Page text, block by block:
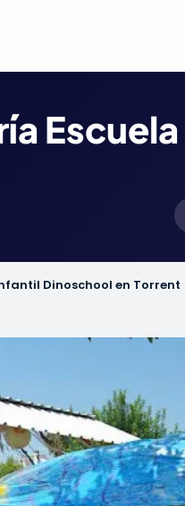
Dinoschool en Torrent